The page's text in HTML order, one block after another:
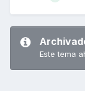
Este tema